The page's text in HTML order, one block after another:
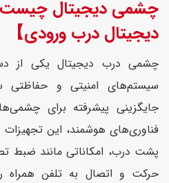
چشمی دیجیتال
دیجیتال درب ورودی】
چشمی درب دیجیتال یکی از
سیستم‌های امنیتی و حفاظتی
جایگزینی پیشرفته برای
فناوری‌های هوشمند، این
پشت درب، امکاناتی مانند ضبط
حرکت و اتصال به تلفن همراه را